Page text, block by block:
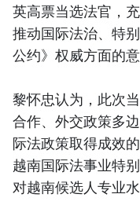
英高票当选法官，
推动国际法治、特
公约》权威方面的意
黎怀忠认为，此次
合作、外交政策多
际法政策取得成效
越南国际法事业特
对越南候选人专业